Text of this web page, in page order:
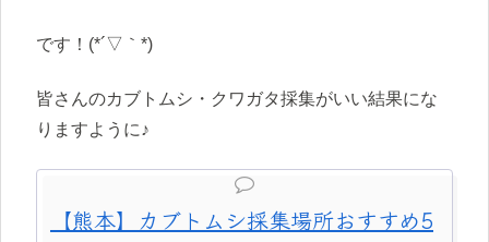
です！(*´▽｀*)
皆さんのカブトムシ・クワガタ採集がいい結果にな
りますように♪
【熊本】カブトムシ採集場所おすすめ5